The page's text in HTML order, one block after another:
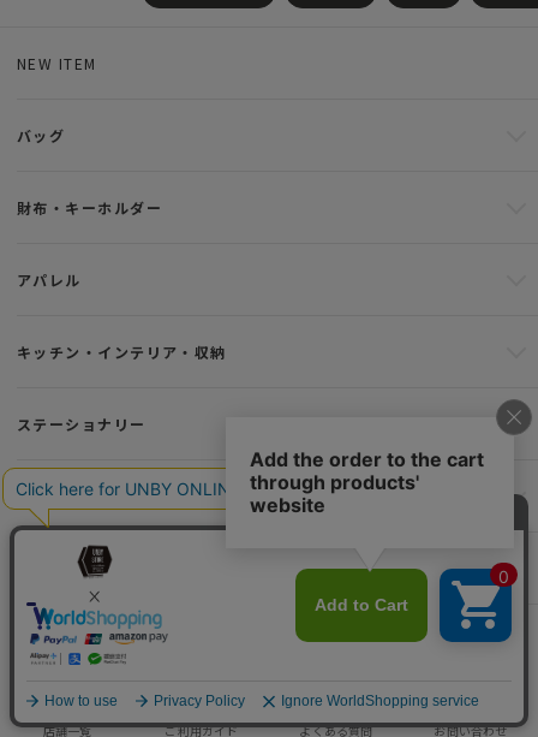
NEW ITEM
バッグ
財布・キーホルダー
アパレル
キッチン・インテリア・収納
ステーショナリー
アウトドア・キャンプ用品
その他雑貨
店舗一覧 ご利用ガイド よくある質問 お問い合わせ